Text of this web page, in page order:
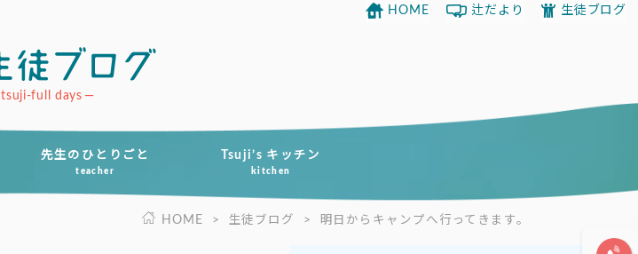
tsuji-full days
先生のひとりごと
teacher
Tsuji’s キッチン
kitchen
HOME 辻だより 生徒ブログ
HOME > 生徒ブログ > 明日からキャンプへ行ってきます。